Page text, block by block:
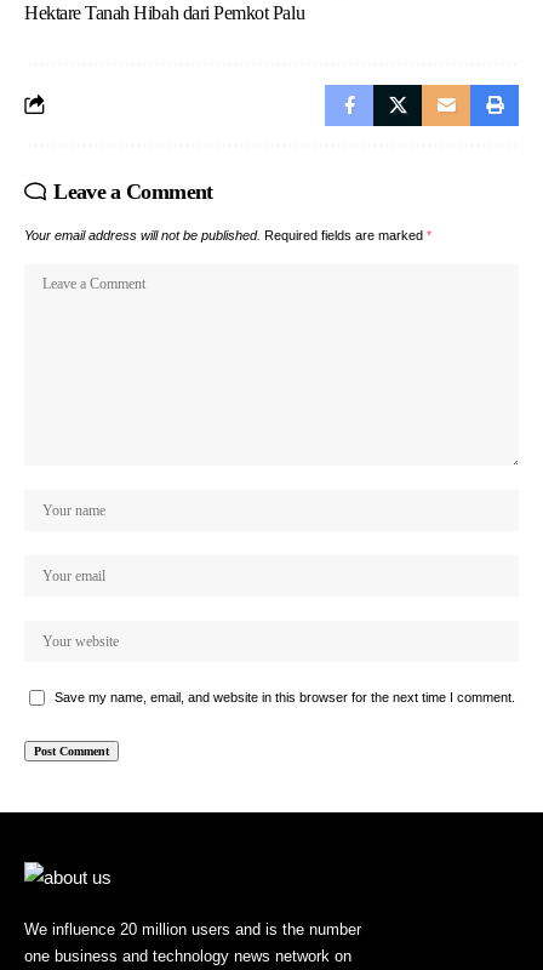
Hektare Tanah Hibah dari Pemkot Palu
Leave a Comment
Your email address will not be published. Required fields are marked *
Save my name, email, and website in this browser for the next time I comment.
We influence 20 million users and is the number
one business and technology news network on